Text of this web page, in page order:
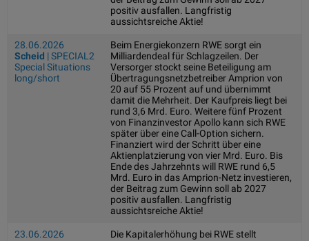
positiv ausfallen. Langfristig
aussichtsreiche Aktie!
28.06.2026
Scheid | SPECIAL2
Special Situations
long/short
Beim Energiekonzern RWE sorgt ein
Milliardendeal für Schlagzeilen. Der
Versorger stockt seine Beteiligung am
Übertragungsnetzbetreiber Amprion von
20 auf 55 Prozent auf und übernimmt
damit die Mehrheit. Der Kaufpreis liegt bei
rund 3,6 Mrd. Euro. Weitere fünf Prozent
von Finanzinvestor Apollo kann sich RWE
später über eine Call-Option sichern.
Finanziert wird der Schritt über eine
Aktienplatzierung von vier Mrd. Euro. Bis
Ende des Jahrzehnts will RWE rund 6,5
Mrd. Euro in das Amprion-Netz investieren,
der Beitrag zum Gewinn soll ab 2027
positiv ausfallen. Langfristig
aussichtsreiche Aktie!
23.06.2026
Die Kapitalerhöhung bei RWE stellt